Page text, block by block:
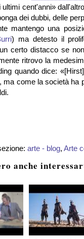
ultimi cent'anni»
dei dubbi, delle
mantengo una
) ma detesto il
certo distacco se
ritrovo la
quando dice:
ma come la società ha
arte - blog, Arte
anche